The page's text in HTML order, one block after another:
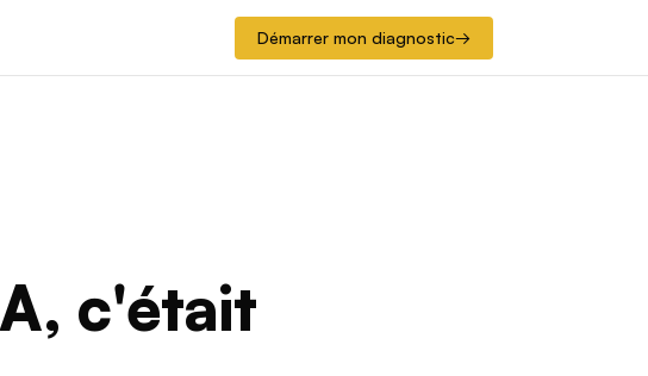
Démarrer mon diagnostic→
c'était